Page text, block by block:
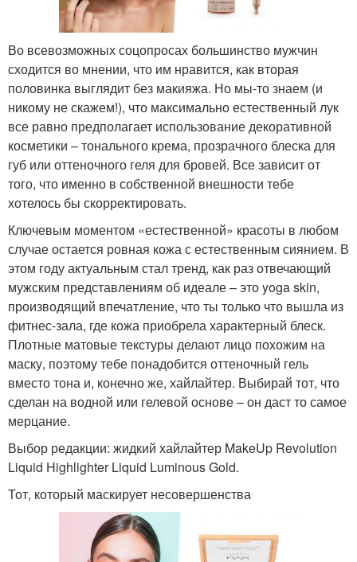
Во всевозможных соцопросах большинство мужчин
сходится во мнении, что им нравится, как вторая
половинка выглядит без макияжа. Но мы-то знаем (и
никому не скажем!), что максимально естественный лук
все равно предполагает использование декоративной
косметики – тонального крема, прозрачного блеска для
губ или оттеночного геля для бровей. Все зависит от
того, что именно в собственной внешности тебе
хотелось бы скорректировать.
Ключевым моментом «естественной» красоты в любом
случае остается ровная кожа с естественным сиянием. В
этом году актуальным стал тренд, как раз отвечающий
мужским представлениям об идеале – это yoga skin,
производящий впечатление, что ты только что вышла из
фитнес-зала, где кожа приобрела характерный блеск.
Плотные матовые текстуры делают лицо похожим на
маску, поэтому тебе понадобится оттеночный гель
вместо тона и, конечно же, хайлайтер. Выбирай тот, что
сделан на водной или гелевой основе – он даст то самое
мерцание.
Выбор редакции: жидкий хайлайтер MakeUp Revolution
Liquid Highlighter Liquid Luminous Gold.
Тот, который маскирует несовершенства